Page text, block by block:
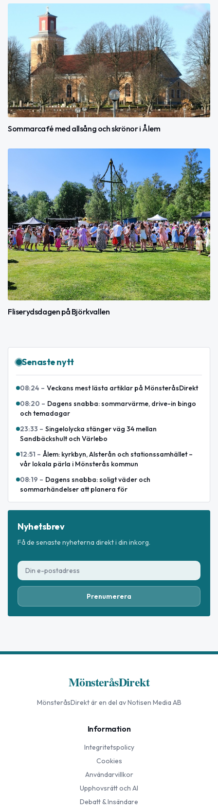
Sommarcafé med allsång och skrönor i Ålem
Fliserydsdagen på Björkvallen
Senaste nytt
08:24 – Veckans mest lästa artiklar på MönsteråsDirekt
08:20 – Dagens snabba: sommarvärme, drive-in bingo
och temadagar
23:33 – Singelolycka stänger väg 34 mellan
Sandbäckshult och Värlebo
12:51 – Ålem: kyrkbyn, Alsterån och stationssamhället –
vår lokala pärla i Mönsterås kommun
08:19 – Dagens snabba: soligt väder och
sommarhändelser att planera för
Nyhetsbrev
Få de senaste nyheterna direkt i din inkorg.
Prenumerera
MönsteråsDirekt
MönsteråsDirektär en del av Notisen Media AB
Information
Integritetspolicy
Cookies
Användarvillkor
Upphovsrätt och AI
Debatt & Insändare